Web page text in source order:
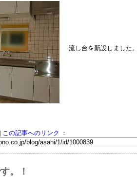
流し台を新設しました
この記事へのリンク ：
。！